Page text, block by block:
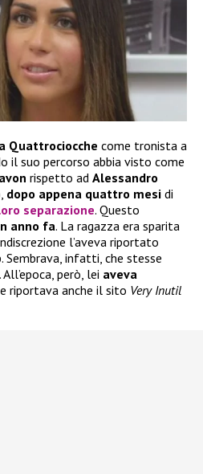
Quattrociocche come tronista a
il suo percorso abbia visto come
rispetto ad Alessandro
dopo appena quattro mesi di
separazione. Questo
anno fa. La ragazza era sparita
l’aveva riportato
infatti, che stesse
. All’epoca, però, lei aveva
riportava anche il sito Very Inutil